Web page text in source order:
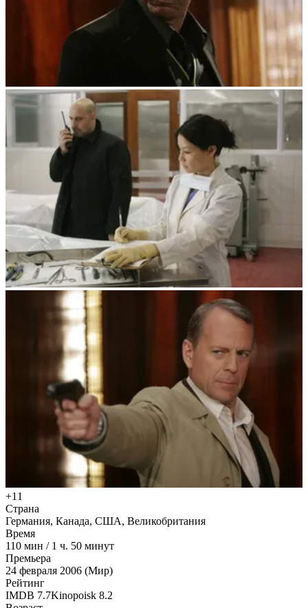
+11
Страна
Германия, Канада, США, Великобритания
Время
110 мин / 1 ч. 50 минут
Премьера
24 февраля 2006 (Мир)
Рейтинг
IMDB 7.7Kinopoisk 8.2